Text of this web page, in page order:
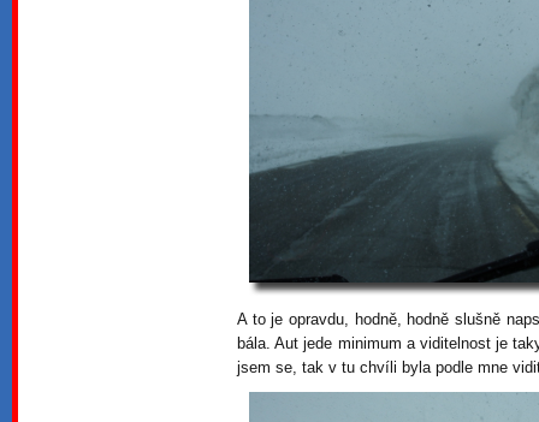
A to je opravdu, hodně, hodně slušně
bála. Aut jede minimum a viditelnost je
jsem se, tak v tu chvíli byla podle mne